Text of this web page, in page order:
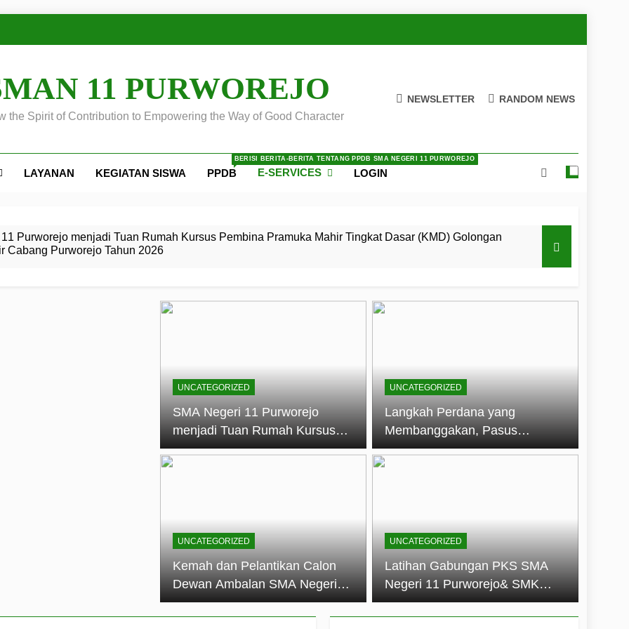
11 PURWOREJO
the Spirit of Contribution to Empowering the Way of Good Character
NEWSLETTER RANDOM NEWS
LAYANAN KEGIATAN SISWA PPDB
BERISI BERITA-BERITA TENTANG PPDB SMA NEGERI 11 PURWOREJO
E-SERVICES LOGIN
Purworejo menjadi Tuan Rumah Kursus Pembina Pramuka Mahir Tingkat Dasar (KMD) Golongan
Cabang Purworejo Tahun 2026
Calon Dewan Ambalan SMA Negeri 11 Purworejo: Membentuk Jiwa Kepemimpinan, Disiplin,
11 Purworejo Sukses Gelar LPBB Jatayudha Open 2 Tahun 2026
Tingkat
Gugus Depan
di LKBB
oleh Pasukan Khusus
11
Negeri 11 Purworejo
menjadi lokasi pelaksanaan
UNCATEGORIZED
SMA Negeri 11 Purworejo
menjadi Tuan Rumah Kursus
Pembina Pramuka Mahir
UNCATEGORIZED
Langkah Perdana yang
Membanggakan, Pasus
Jatayudha Ukir Prestasi di
UNCATEGORIZED
Kemah dan Pelantikan Calon
Dewan Ambalan SMA Negeri
11 Purworejo: Membentuk Jiwa
Kepemimpinan, Disiplin, dan
UNCATEGORIZED
Latihan Gabungan PKS SMA
Negeri 11 Purworejo& SMK
Negeri 6 Purworejo:
Membangun Disiplin,